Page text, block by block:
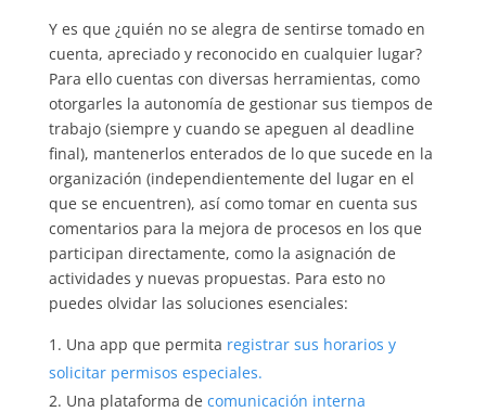
Y es que ¿quién no se alegra de sentirse tomado en
cuenta, apreciado y reconocido en cualquier lugar?
Para ello cuentas con diversas herramientas, como
otorgarles la autonomía de gestionar sus tiempos de
trabajo (siempre y cuando se apeguen al deadline
final), mantenerlos enterados de lo que sucede en la
organización (independientemente del lugar en el
que se encuentren), así como tomar en cuenta sus
comentarios para la mejora de procesos en los que
participan directamente, como la asignación de
actividades y nuevas propuestas. Para esto no
puedes olvidar las soluciones esenciales:
Una app que permita registrar sus horarios y
solicitar permisos especiales.
Una plataforma de comunicación interna